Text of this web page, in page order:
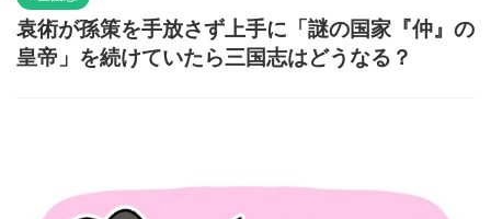
袁術が孫策を手放さず上手に「謎の国家『仲』の
皇帝」を続けていたら三国志はどうなる？